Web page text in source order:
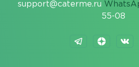
support@caterme.ru
55-08